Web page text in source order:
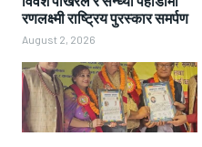
रणलक्ष्मी राष्ट्रिय पुरस्कार समर्पण
August 2, 2026